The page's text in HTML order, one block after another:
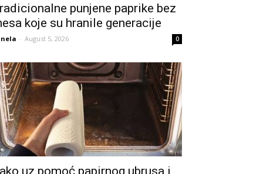
punjene paprike bez
koje su hranile generacije
- August 5, 2026 0
uz pomoć papirnog ubrusa i